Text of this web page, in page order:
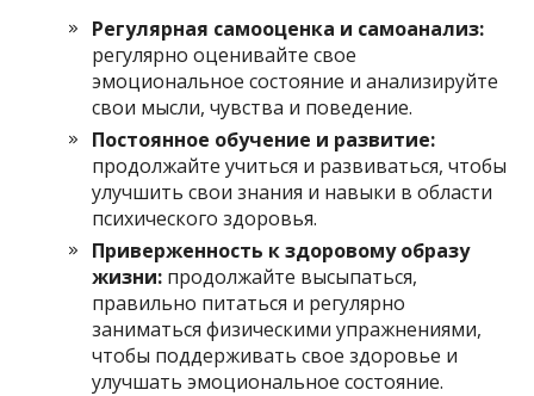
Регулярная самооценка и самоанализ:
регулярно оценивайте свое
эмоциональное состояние и анализируйте
свои мысли, чувства и поведение.
Постоянное обучение и развитие:
продолжайте учиться и развиваться, чтобы
улучшить свои знания и навыки в области
психического здоровья.
Приверженность к здоровому образу
жизни: продолжайте высыпаться,
правильно питаться и регулярно
заниматься физическими упражнениями,
чтобы поддерживать свое здоровье и
улучшать эмоциональное состояние.